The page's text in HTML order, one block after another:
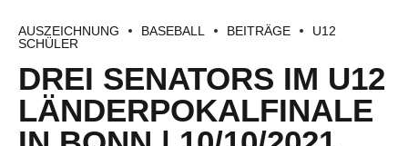
AUSZEICHNUNG BASEBALL BEITRÄGE
U12
SCHÜLER
DREI SENATORS IM U12
LÄNDERPOKALFINALE